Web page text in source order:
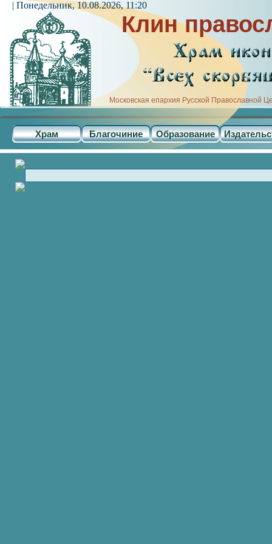
Клин
Московская епархия Русской Православной
Храм Благочиние Образование
| Понедельник, 10.08.2026, 11:20